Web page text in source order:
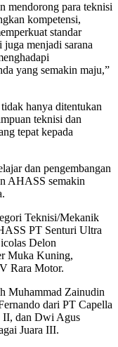
mendorong para teknisi
kompetensi,
standar
menjadi sarana
yang semakin maju,”
hanya ditentukan
teknisi dan
tepat kepada
dan pengembangan
AHASS semakin
Teknisi/Mekanik
PT Senturi Ultra
Delon
Muka Kuning,
Rara Motor.
Muhammad Zainudin
dari PT Capella
II, dan Dwi Agus
Juara III.